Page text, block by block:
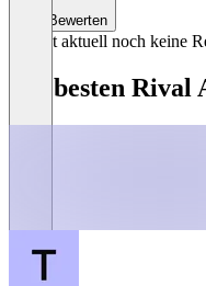
Bewerten
Es gibt aktuell noch keine
Die besten